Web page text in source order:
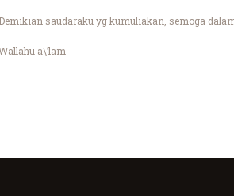
Demikian saudaraku yg kumuliakan, semoga
a\’lam